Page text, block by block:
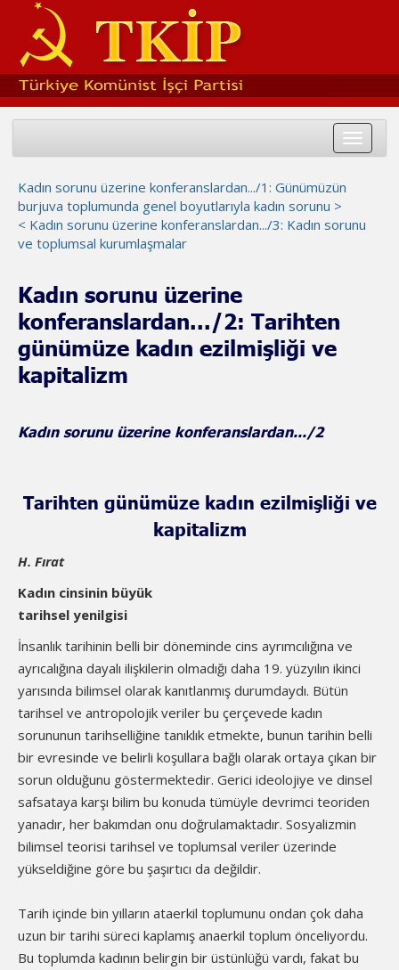
Toggle
Kadın sorunu üzerine konferanslardan.../1: Günümüzün
burjuva toplumunda genel boyutlarıyla kadın sorunu >
< Kadın sorunu üzerine konferanslardan.../3: Kadın sorunu
ve toplumsal kurumlaşmalar
Kadın sorunu üzerine
konferanslardan.../2: Tarihten
günümüze kadın ezilmişliği ve
kapitalizm
Kadın sorunu üzerine konferanslardan.../2
Tarihten günümüze kadın ezilmişliği ve
kapitalizm
H. Fırat
Kadın cinsinin büyük
tarihsel yenilgisi
İnsanlık tarihinin belli bir döneminde cins ayrımcılığına ve
ayrıcalığına dayalı ilişkilerin olmadığı daha 19. yüzyılın ikinci
yarısında bilimsel olarak kanıtlanmış durumdaydı. Bütün
tarihsel ve antropolojik veriler bu çerçevede kadın
sorununun tarihselliğine tanıklık etmekte, bunun tarihin belli
bir evresinde ve belirli koşullara bağlı olarak ortaya çıkan bir
sorun olduğunu göstermektedir. Gerici ideolojiye ve dinsel
safsataya karşı bilim bu konuda tümüyle devrimci teoriden
yanadır, her bakımdan onu doğrulamaktadır. Sosyalizmin
bilimsel teorisi tarihsel ve toplumsal veriler üzerinde
yükseldiğine göre bu şaşırtıcı da değildir.
Tarih içinde bin yılların ataerkil toplumunu ondan çok daha
uzun bir tarihi süreci kaplamış anaerkil toplum önceliyordu.
Bu toplumda kadının belirgin bir üstünlüğü vardı, fakat bu